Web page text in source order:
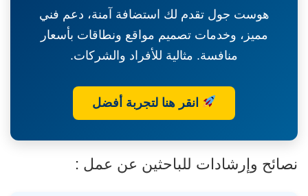
هوست جول تقدم لك استضافة آمنة، دعم فني
مميز، وخدمات تصميم مواقع ونطاقات بأسعار
منافسة. مثالية للأفراد والشركات.
انقر هنا لتجربة أفضل
نصائح وإرشادات للباحثين عن عمل :